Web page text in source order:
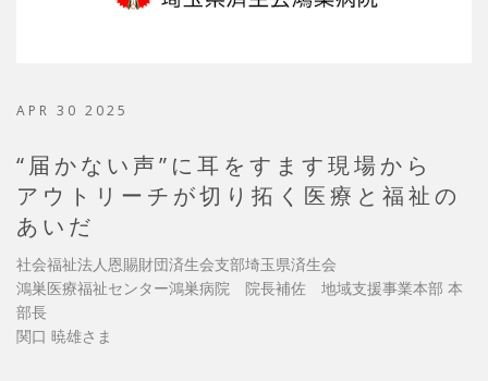
APR 30 2025
“届かない声”に耳をすます現場から
アウトリーチが切り拓く医療と福祉の
あいだ
社会福祉法人恩賜財団済生会支部埼玉県済生会
鴻巣医療福祉センター鴻巣病院 院長補佐 地域支援事業本部 本
部長
関口 暁雄さま